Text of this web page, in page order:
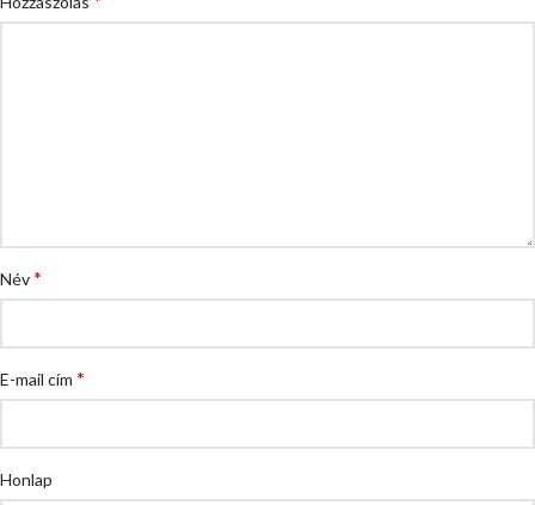
Név*
E-mail cím *
Honlap